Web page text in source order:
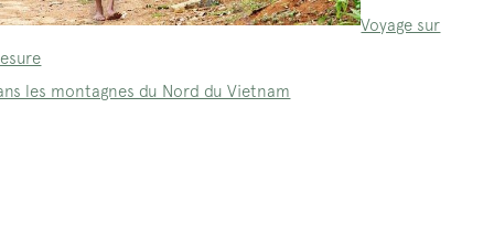
Voyage sur
les montagnes du Nord du Vietnam